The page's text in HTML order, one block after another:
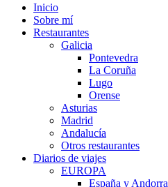
Inicio
Sobre mí
Restaurantes
Galicia
Pontevedra
La Coruña
Lugo
Orense
Asturias
Madrid
Andalucía
Otros restaurantes
Diarios de viajes
EUROPA
España y Andorra